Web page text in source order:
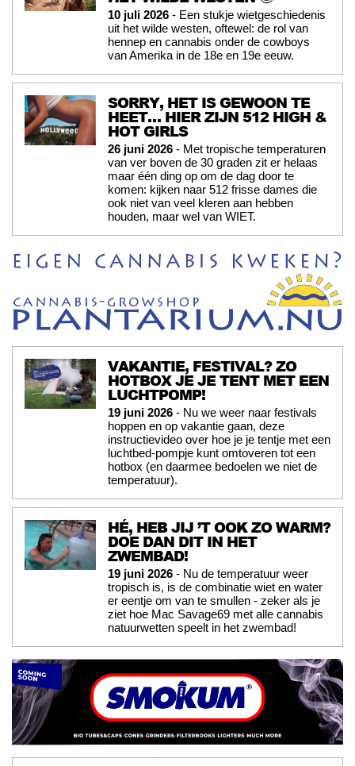
10 juli 2026 - Een stukje wietgeschiedenis
uit het wilde westen, oftewel: de rol van
hennep en cannabis onder de cowboys
van Amerika in de 18e en 19e eeuw.
SORRY, HET IS GEWOON TE
HEET… HIER ZIJN 512 HIGH &
HOT GIRLS
26 juni 2026 - Met tropische temperaturen
van ver boven de 30 graden zit er helaas
maar één ding op om de dag door te
komen: kijken naar 512 frisse dames die
ook niet van veel kleren aan hebben
houden, maar wel van WIET.
VAKANTIE, FESTIVAL? ZO
HOTBOX JE JE TENT MET EEN
LUCHTPOMP!
19 juni 2026 - Nu we weer naar festivals
hoppen en op vakantie gaan, deze
instructievideo over hoe je je tentje met een
luchtbed-pompje kunt omtoveren tot een
hotbox (en daarmee bedoelen we niet de
temperatuur).
HÉ, HEB JIJ ’T OOK ZO WARM?
DOE DAN DIT IN HET
ZWEMBAD!
19 juni 2026 - Nu de temperatuur weer
tropisch is, is de combinatie wiet en water
er eentje om van te smullen - zeker als je
ziet hoe Mac Savage69 met alle cannabis
natuurwetten speelt in het zwembad!